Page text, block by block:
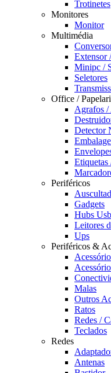
Trotinetes
Monitores
Monitor
Multimédia
Extensor
Minipc /
Seletores
Office /
Agrafos
Detector
Etiquetas
Periféricos
Gadgets
Hubs Usb
Leitores
Ups
Periféricos &
Malas
Outros
Ratos
Redes /
Teclados
Redes
Antenas